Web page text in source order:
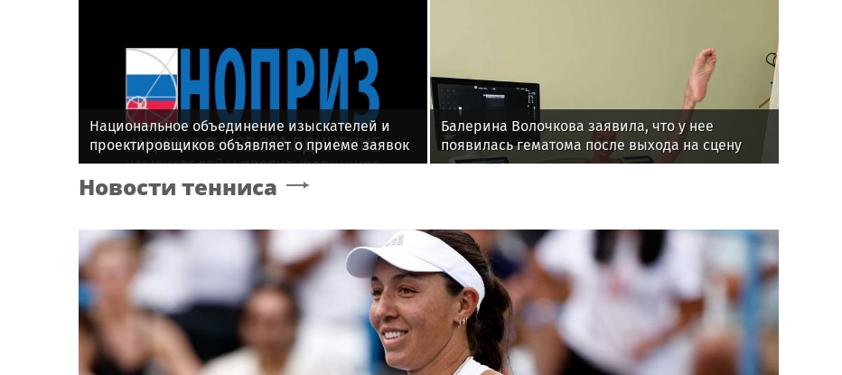
Национальное объединение изыскателей и
проектировщиков объявляет о приеме заявок
на XI Международный профессиональный
конкурс НОПРИЗ на лучший проект
Балерина Волочкова заявила, что у нее
появилась гематома после выхода на сцену
Новости тенниса